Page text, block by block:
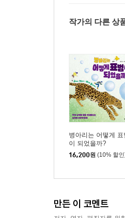
작가의 다른 상
병아리는 어떻게 표
이 되었을까?
16,200원 (10% 할
만든 이 코멘트